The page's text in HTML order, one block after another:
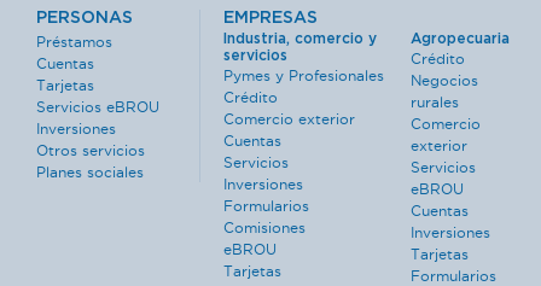
PERSONAS
Préstamos
Cuentas
Tarjetas
Servicios eBROU
Inversiones
Otros servicios
Planes sociales
EMPRESAS
Industria, comercio y
servicios
Pymes y Profesionales
Crédito
Comercio exterior
Cuentas
Servicios
Inversiones
Formularios
Comisiones
eBROU
Tarjetas
Agropecuaria
Crédito
Negocios
rurales
Comercio
exterior
Servicios
eBROU
Cuentas
Inversiones
Tarjetas
Formularios